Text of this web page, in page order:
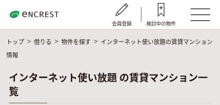
会員登録 検討中の物件
トップ 借りる 物件を探す
インターネット使い放題の賃貸マンション
情報
インターネット使い放題 の賃貸マンション一
覧